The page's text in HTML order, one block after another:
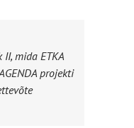
mida ETKA
projekti